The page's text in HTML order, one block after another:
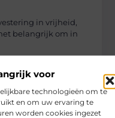
voor
technologieën om te
en om uw ervaring te
worden cookies ingezet
in vrijheid,
belangrijk om in